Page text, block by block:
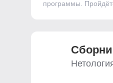
программы.